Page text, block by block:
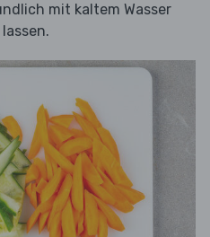
mit kaltem Wasser